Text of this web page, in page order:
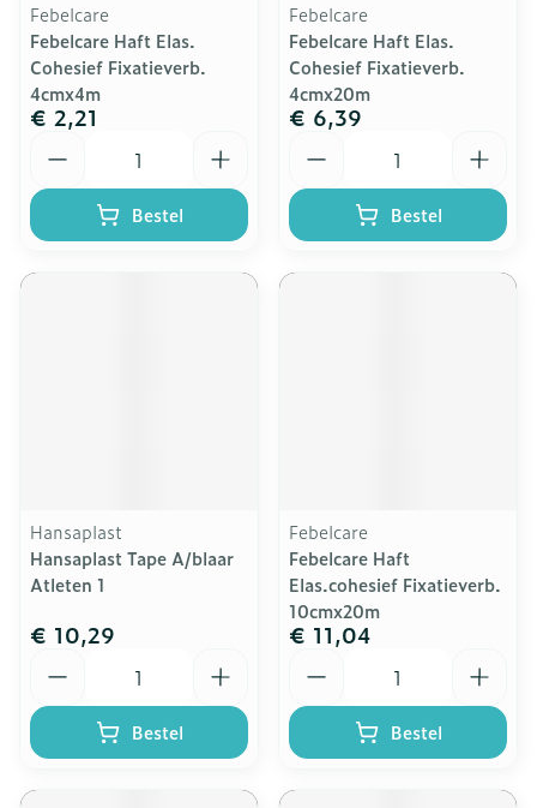
Febelcare
Febelcare Haft Elas.
Cohesief Fixatieverb.
4cmx4m
€ 2,21
Bestel
Febelcare
Febelcare Haft Elas.
Cohesief Fixatieverb.
4cmx20m
€ 6,39
Bestel
Hansaplast
Hansaplast Tape A/blaar
Atleten 1
€ 10,29
Bestel
Febelcare
Febelcare Haft
Elas.cohesief Fixatieverb.
10cmx20m
€ 11,04
Bestel